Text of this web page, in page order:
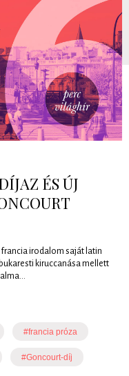
ÉS ÚJ
irodalom saját latin
kiruccanása mellett
#francia próza
#Goncourt-díj